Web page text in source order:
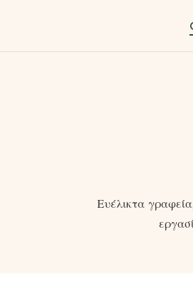
Ευέλικτα